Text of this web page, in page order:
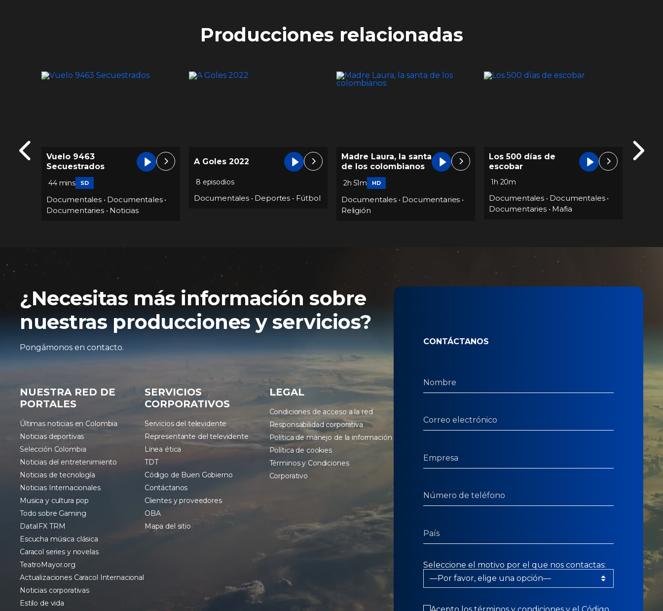
Producciones relacionadas
A Goles 2022
8 episodios
Documentales• Deportes•Fútbol
Madre Laura, la santa
de los colombianos
2h 51m HD
Documentales• Documentaries•
Los 500 días de
escobar
1h 20m
Documentales• Documentales•
Documentaries
Brigitte Planeta B
Documentales
¿Necesitas más información sobre
nuestras producciones y servicios?
Pongámonos en contacto.
NUESTRA RED DE
PORTALES
Últimas noticias en Colombia
Noticias deportivas
Selección Colombia
Noticias del entretenimiento
Noticias de tecnología
Noticias Internacionales
Musica y cultura pop
Todo sobre Gaming
DataIFX TRM
Escucha música clásica
Caracol series y novelas
TeatroMayor.org
Actualizaciones Caracol Internacional
Noticias corporativas
Estilo de vida
SERVICIOS
CORPORATIVOS
Servicios del televidente
Representante del televidente
Línea ética
TDT
Código de Buen Gobierno
Contáctanos
Clientes y proveedores
OBA
Mapa del sitio
LEGAL
Condiciones de acceso a la red
Responsabilidad corporativa
Política de manejo de la información
Política de cookies
Términos y Condiciones
Corporativo
CONTÁCTANOS
Seleccione el motivo por el que nos contactas:
Acepto lostérminos y condiciones y elCódigo